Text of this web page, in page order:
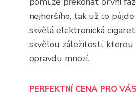
nejhoršího, tak už to půjde
skvělá elektronická
skvělou záležitostí, kterou
opravdu mnozí.
PERFEKTNÍ CENA PRO VÁS